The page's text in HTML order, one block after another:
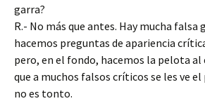
garra?
R.- No más que antes. Hay mucha falsa
hacemos preguntas de apariencia
pero, en el fondo, hacemos la pelota
que a muchos falsos críticos se les ve
no es tonto.